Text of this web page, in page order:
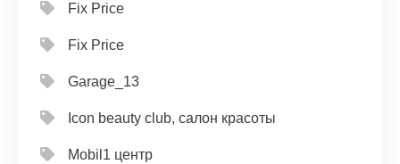
Fix Price
Fix Price
Garage_13
Icon beauty club, салон красоты
Mobil1 центр